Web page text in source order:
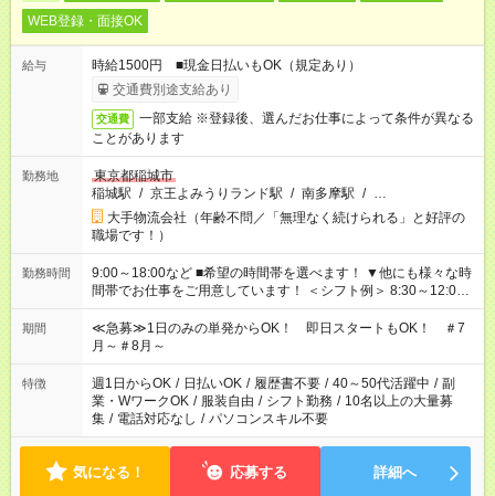
WEB登録・面接OK
給与
時給1500円 ■現金日払いもOK（規定あり）
交通費別途支給あり
交通費
一部支給 ※登録後、選んだお仕事によって条件が異なる
ことがあります
勤務地
東京都稲城市
稲城駅 / 京王よみうりランド駅 / 南多摩駅 / …
大手物流会社（年齢不問／「無理なく続けられる」と好評の
職場です！）
勤務時間
9:00～18:00など ■希望の時間帯を選べます！ ▼他にも様々な時
間帯でお仕事をご用意しています！ ＜シフト例＞ 8:30～12:00
17:00～22:00 13:00～22:00 22:00～翌6:00 など
期間
≪急募≫1日のみの単発からOK！ 即日スタートもOK！ ＃7
月～＃8月～
特徴 週1日からOK / 日払いOK / 履歴書不要 / 40～50代活躍中 / 副
業・WワークOK / 服装自由 / シフト勤務 / 10名以上の大量募
集 / 電話対応なし / パソコンスキル不要
気になる！ 応募する 詳細へ